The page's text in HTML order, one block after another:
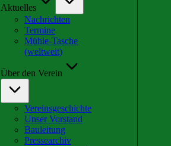
Aktuelles
Nachrichten
Termine
Mühle-Tasche
(weltweit)
Über den Verein
Vereinsgeschichte
Unser Vorstand
Bauleitung
Pressearchiv